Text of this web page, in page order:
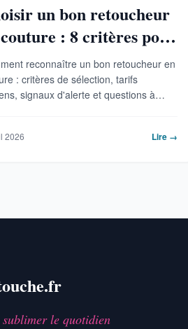
un bon retoucheur
: 8 critères pour
se tromper
reconnaître un bon retoucheur en
: critères de sélection, tarifs
signaux d'alerte et questions à
2026 Lire →
le quotidien